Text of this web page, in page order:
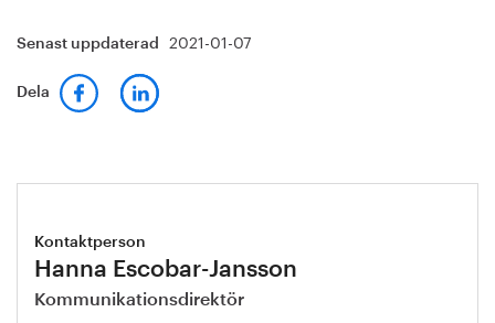
Senast uppdaterad 2021-01-07
Dela
Kontaktperson
Hanna Escobar-Jansson
Kommunikationsdirektör